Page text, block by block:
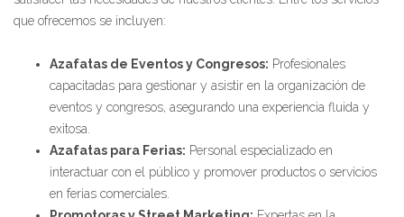
que ofrecemos se incluyen:
Azafatas de Eventos y Congresos: Profesionales
capacitadas para gestionar y asistir en la organización de
eventos y congresos, asegurando una experiencia fluida y
exitosa.
Azafatas para Ferias: Personal especializado en
interactuar con el público y promover productos o servicios
en ferias comerciales.